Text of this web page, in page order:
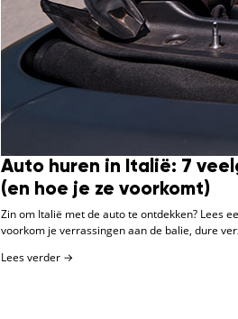
Auto huren in Italië: 7
(en hoe je ze voorkomt)
Zin om Italië met de auto te ontdekken? Lees
voorkom je verrassingen aan de balie, dure
Lees verder →